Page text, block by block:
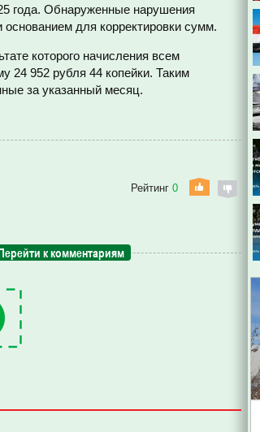
года. Обнаруженные нарушения
основанием для корректировки сумм.
которого начисления всем
952 рубля 44 копейки. Таким
за указанный месяц.
Рейтинг 0
к комментариям